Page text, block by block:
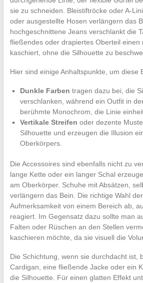
sie zu schneiden. Bleistiftröcke oder A-
oder ausgestellte Hosen verlängern das
hochgeschnittene Jeans verschlankt die
fließendes oder drapiertes Oberteil einen
kaschiert, ohne die Silhouette zu
Hier sind einige Anhaltspunkte, um diese
Dunkle Farben tragen dazu bei, die
verschlanken, während ein Outfit in
berühmte Monochrom, die Linie
Vertikale Streifen oder dezente
Silhouette und erzeugen die Illusion
Oberkörpers.
Die Accessoires sind ebenfalls nicht zu
lange Kette oder ein langer Schal
am Oberkörper. Schuhe mit Absätzen,
verlängern das Bein. Die richtige Wahl
Aufmerksamkeit von einem Bereich ab,
reagiert. Im Gegensatz dazu sollte man
Falten oder Rüschen an den Stellen
kaschieren möchte, da sie visuell die
Die Schichtung, wenn sie durchdacht ist,
Cardigan, eine fließende Jacke oder ein
die Silhouette. Für einen glatten Effekt